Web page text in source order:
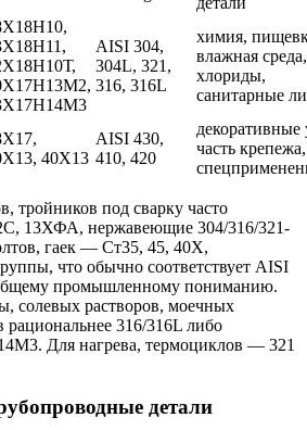
AISI 304,
304L, 321,
316, 316L
химия,
влажная среда,
хлориды,
санитарные
40Х13
AISI 430,
410, 420
декоративные
часть крепежа,
тройников под сварку часто
13ХФА, нержавеющие 304/316/321-
гаек — Ст35, 45, 40Х,
что обычно соответствует AISI
промышленному пониманию.
солевых растворов, моечных
рациональнее 316/316L либо
Для нагрева, термоциклов — 321
детали